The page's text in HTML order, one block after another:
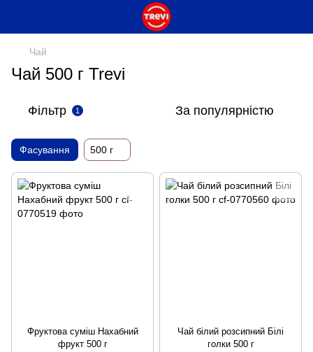
Чай
Чай 500 г Trevi
Фільтр 1 За популярністю
Фасування 500 г
Фруктова суміш Нахабний
фрукт 500 г
Чай білий розсипний Білі
голки 500 г